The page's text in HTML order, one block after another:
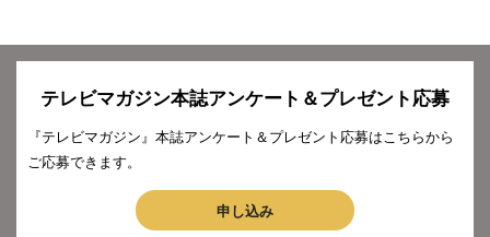
テレビマガジン本誌アンケート＆プレゼント応募
『テレビマガジン』本誌アンケート＆プレゼント応募はこちらから
ご応募できます。
申し込み